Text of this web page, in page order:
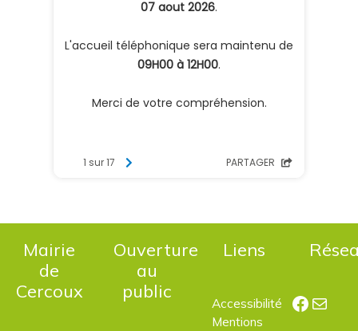
Mairie
de
Cercoux
Ouverture
au
public
Liens
Accessibilité
Mentions
E-mail